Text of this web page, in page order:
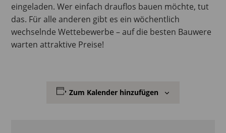
eingeladen. Wer einfach drauflos bauen möchte, tut
das. Für alle anderen gibt es ein wöchentlich
wechselnde Wettebewerbe – auf die besten Bauwere
warten attraktive Preise!
Zum Kalender hinzufügen